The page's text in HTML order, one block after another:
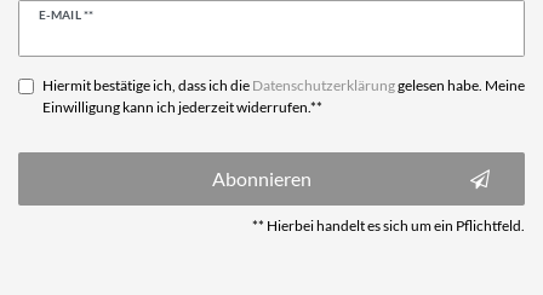
E-MAIL **
Newsletter
Hiermit bestätige ich, dass ich die Daten­schutz­erklärunggelesen habe. Meine
Einwilligung kann ich jederzeit widerrufen.**
Abonnieren
** Hierbei handelt es sich um ein Pflichtfeld.